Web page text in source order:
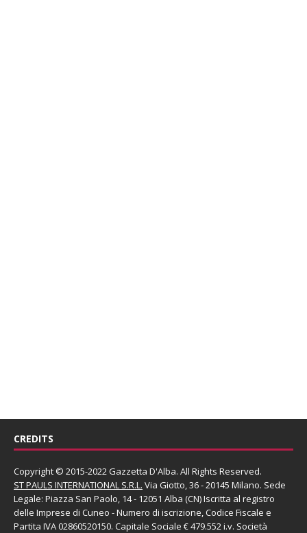
CREDITS
Copyright © 2015-2022 Gazzetta D'Alba. All Rights Reserved.
ST PAULS INTERNATIONAL S.R.L. Via Giotto, 36 - 20145 Milano. Sede
Legale: Piazza San Paolo, 14 - 12051 Alba (CN) Iscritta al registro
delle Imprese di Cuneo - Numero di iscrizione, Codice Fiscale e
Partita IVA 02860520150. Capitale Sociale € 479.552 i.v. Società